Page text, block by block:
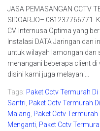
JASA PEMASANGAN CCTV
SIDOARJO– 081237766771.
CV. Internusa Optima yang
Instalasi DATA Jaringan dan
untuk wilayah lamongan dan
menangani beberapa client
disini kami juga melayani...
Tags: Paket Cctv Termurah Di
Santri Paket Cctv Termurah
Malang Paket Cctv Termurah
Menganti Paket Cctv